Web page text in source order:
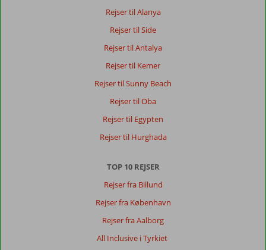
Rejser til Alanya
Rejser til Side
Rejser til Antalya
Rejser til Kemer
Rejser til Sunny Beach
Rejser til Oba
Rejser til Egypten
Rejser til Hurghada
TOP 10 REJSER
Rejser fra Billund
Rejser fra København
Rejser fra Aalborg
All Inclusive i Tyrkiet